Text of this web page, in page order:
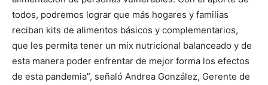
todos, podremos lograr que más hogares y familias
reciban kits de alimentos básicos y complementarios,
que les permita tener un mix nutricional balanceado y de
esta manera poder enfrentar de mejor forma los efectos
de esta pandemia”, señaló Andrea González, Gerente de